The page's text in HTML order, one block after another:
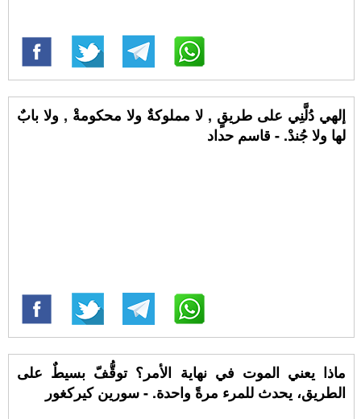
إلهي دُلَّنِي على طريقٍ , لا مملوكةٌ ولا محكومةْ , ولا بابٌ
لها ولا جُندْ. - قاسم حداد
ماذا يعني الموت في نهاية الأمر؟ توقُّفّ بسيطٌ على
الطريق، يحدث للمرء مرةً واحدة. - سورين كيركغور